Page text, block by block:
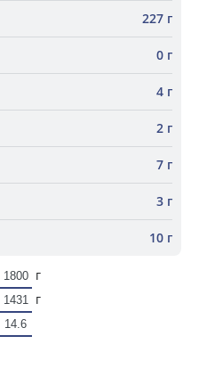
227 г
0 г
4 г
2 г
7 г
3 г
10 г
г
г